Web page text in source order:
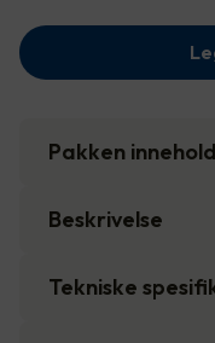
Pakken
Beskrivelse
Tekniske